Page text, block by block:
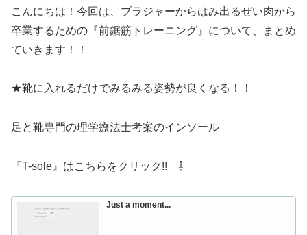
こんにちは！今回は、ブラジャーからはみ出るぜい肉から
卒業するための『前鋸筋トレーニング』について、まとめ
ていきます！！
★靴に入れるだけでみるみる姿勢が良くなる！！
足と靴専門の理学療法士考案のインソール
『T-sole』はこちらをクリック!! ⇩
Just a moment...